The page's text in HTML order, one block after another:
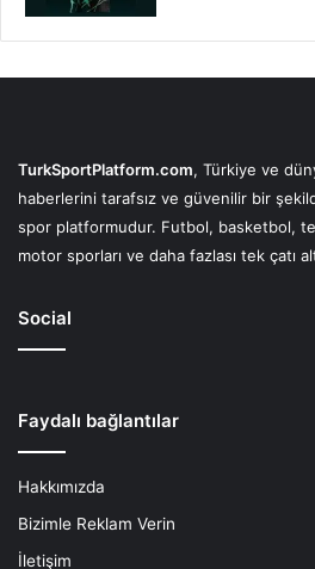
TurkSportPlatform.com, Türkiye ve
haberlerini tarafsız ve güvenilir bir
spor platformudur. Futbol, basketbol,
motor sporları ve daha fazlası tek çatı
Social
Faydalı bağlantılar
Hakkımızda
Bizimle Reklam Verin
İletişim